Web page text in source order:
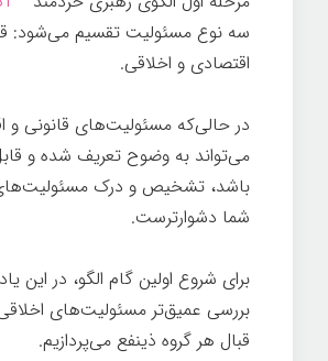
سه نوع مسئولیت تقسیم می‌شود:
اقتصادی و اخلاقی.
در حالی‌که مسئولیت‌های قانونی و
می‌تواند به وضوح تعریف شده و
باشد، تشخیص و درک
شما دشوارترست.
برای شروع اولین گام الگو، در این
بررسی عمیق‌تر مسئولیت‌های
قبال هر گروه ذینفع می‌پردازیم.